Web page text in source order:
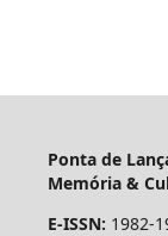
Ponta de
Memória &
E-ISSN: 1982-